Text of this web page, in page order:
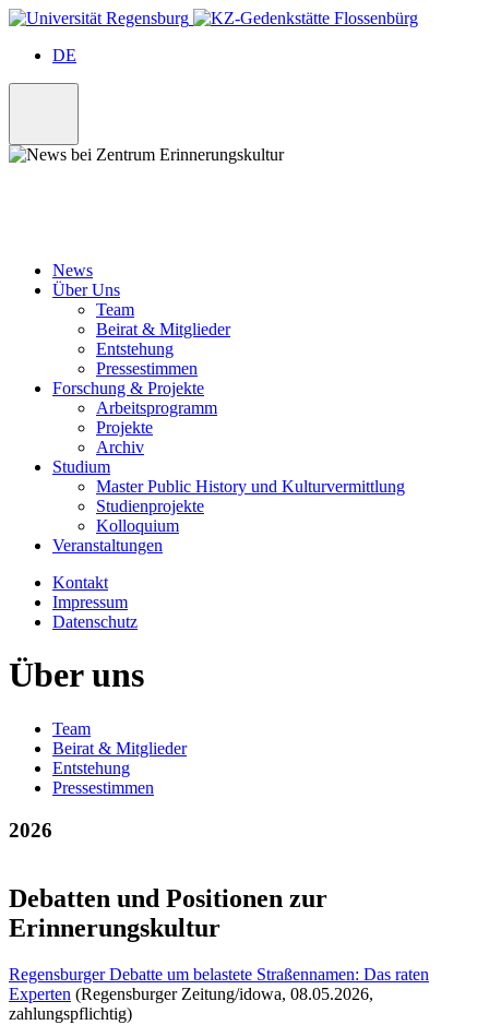
Skip
contentDE
News
Über Uns
Team
Beirat & Mitglieder
Entstehung
Pressestimmen
Forschung & Projekte
Arbeitsprogramm
Projekte
Archiv
Studium
Master Public History und Kulturvermittlung
Studienprojekte
Kolloquium
Veranstaltungen
Kontakt
Impressum
Datenschutz
Über uns
Team
Beirat & Mitglieder
Entstehung
Pressestimmen
2026
Debatten und Positionen zur
Erinnerungskultur
Regensburger Debatte um belastete Straßennamen: Das raten
Experten (Regensburger Zeitung/idowa, 08.05.2026,
zahlungspflichtig)